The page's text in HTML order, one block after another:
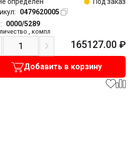
0479620005
0000/5289
компл
165127.00 ₽
Добавить в корзину